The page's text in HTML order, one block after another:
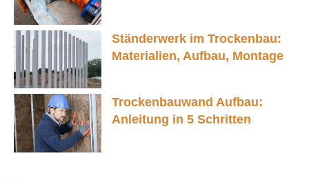
Ständerwerk im Trockenbau:
Materialien, Aufbau, Montage
Trockenbauwand Aufbau:
Anleitung in 5 Schritten